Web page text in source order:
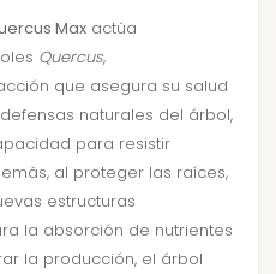
Max actúa
Quercus,
que asegura su salud
naturales del árbol,
para resistir
al proteger las raíces,
estructuras
la absorción de nutrientes
la producción, el árbol